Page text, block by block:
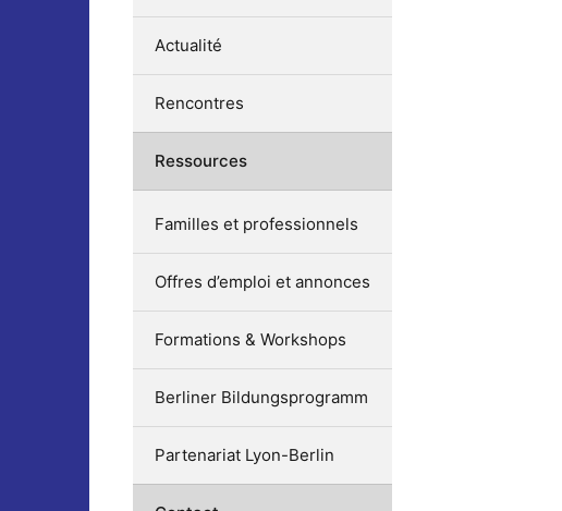
Actualité
Rencontres
Ressources
Familles et professionnels
Offres d’emploi et annonces
Formations & Workshops
Berliner Bildungsprogramm
Partenariat Lyon-Berlin